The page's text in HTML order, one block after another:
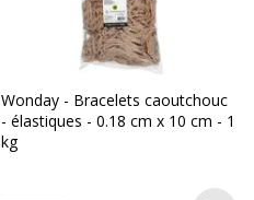
Wonday - Bracelets caoutchouc
- élastiques - 0.18 cm x 10 cm - 1
kg